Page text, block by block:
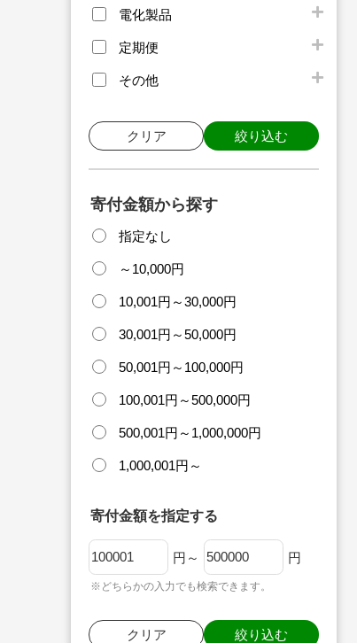
電化製品
定期便
その他
クリア 絞り込む
寄付金額から探す
指定なし
～10,000円
10,001円～30,000円
30,001円～50,000円
50,001円～100,000円
100,001円～500,000円
500,001円～1,000,000円
1,000,001円～
寄付金額を指定する
円～ 円
※どちらかの入力でも検索できます。
クリア 絞り込む